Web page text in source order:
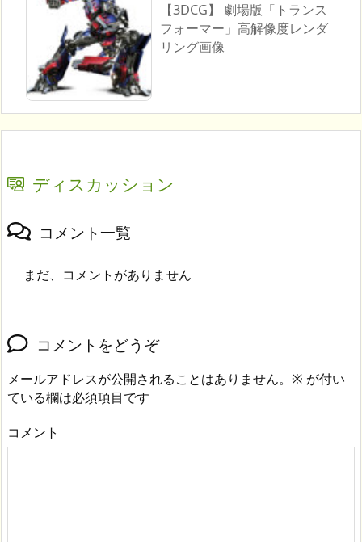
【3DCG】 劇場版「トランス
フォーマー」高解像度レンダ
リング画像
ディスカッション
コメント一覧
まだ、コメントがありません
コメントをどうぞ
メールアドレスが公開されることはありません。 ※ が付い
ている欄は必須項目です
コメント